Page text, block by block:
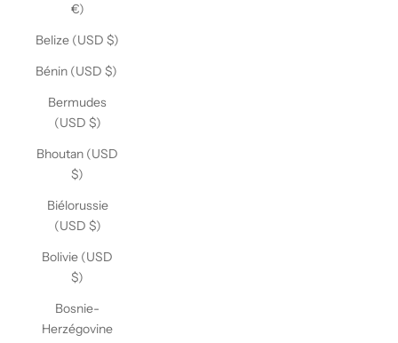
€)
Belize (USD $)
Bénin (USD $)
Bermudes
(USD $)
Bhoutan (USD
$)
Biélorussie
(USD $)
Bolivie (USD
$)
Bosnie-
Herzégovine